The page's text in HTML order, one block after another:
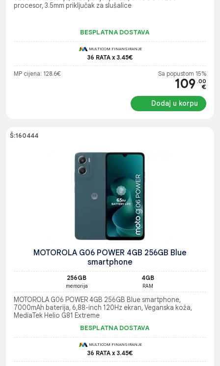
procesor, 3.5mm priključak za slušalice
BESPLATNA DOSTAVA
MULTICOM FINANSIRANJE
36 RATA x 3.45€
MP cijena: 128.6€ Sa popustom 15%
109 .00
€
Dodaj u korpu
Š:160444
MOTOROLA G06 POWER 4GB 256GB Blue
smartphone
256GB
memorija
4GB
RAM
MOTOROLA G06 POWER 4GB 256GB Blue smartphone,
7000mAh baterija, 6,88-inch 120Hz ekran, Veganska koža,
MediaTek Helio G81 Extreme
BESPLATNA DOSTAVA
MULTICOM FINANSIRANJE
36 RATA x 3.45€